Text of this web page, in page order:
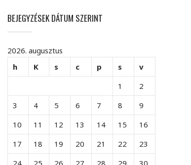
BEJEGYZÉSEK DÁTUM SZERINT
2026. augusztus
h
K s c p s
v
1
2
3
4 5 6 7 8
9
10
11 12 13 14 15
16
17
18 19 20 21 22
23
24
25 26 27 28 29
30